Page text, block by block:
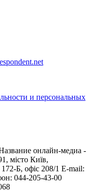
и персональных
онлайн-медиа -
місто Київ,
Б, офіс 208/1 E-mail:
044-205-43-00